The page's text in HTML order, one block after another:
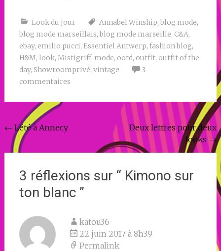
Look du jour Annabel Winship, blog mode,
blog mode marseillais, blog mode marseille, C&A,
ebay, emilio pucci, Essentiel Antwerp, fashion blog,
H&M, look, Mistigriff, mode, ootd, outfit, outfit of the
day, Showroomprivé, vintage
3
commentaires
Navigation
de
← Lété à Annecy
Deux lettres pour deux
looks→
3 réflexions sur “ Kimono sur
ton blanc”
katou36
22 juin 2017 à 8h39
Permalink